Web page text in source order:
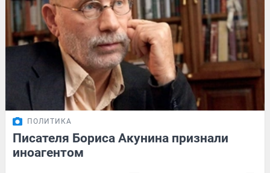
ПОЛИТИКА
Писателя Бориса Акунина признали
иноагентом